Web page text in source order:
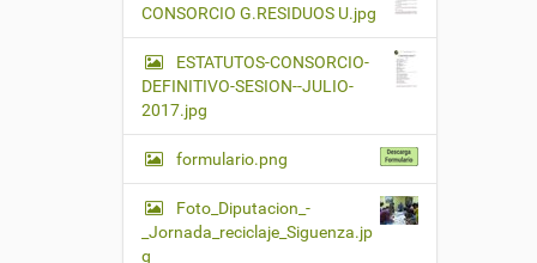
CONSORCIO G.RESIDUOS U.jpg
ESTATUTOS-CONSORCIO-
DEFINITIVO-SESION--JULIO-
2017.jpg
formulario.png
Foto_Diputacion_-
_Jornada_reciclaje_Siguenza.jp
g